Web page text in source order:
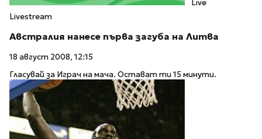
Live
Livestream
Австралия нанесе първа загуба на Литва
18 август 2008, 12:15
Гласувай за Играч на мача. Остават ти 15 минути.